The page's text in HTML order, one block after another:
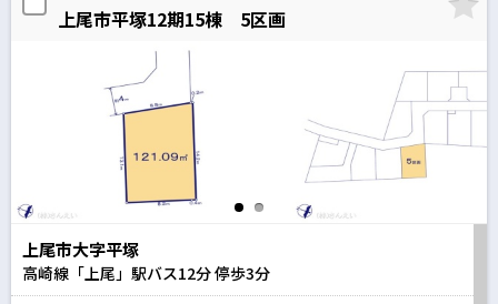
上尾市平塚12期15棟 5区画
上尾市大字平塚
高崎線「上尾」駅バス12分 停歩3分